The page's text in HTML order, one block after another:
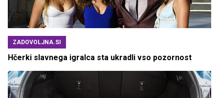
ZADOVOLJNA.SI
Hčerki slavnega igralca sta ukradli vso pozornost